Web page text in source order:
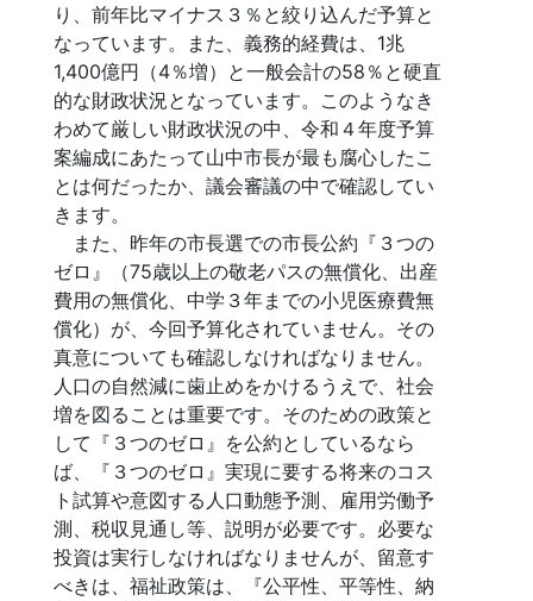
り、前年比マイナス３％と絞り込んだ予算と
なっています。また、義務的経費は、1兆
1,400億円（4％増）と一般会計の58％と硬直
的な財政状況となっています。このようなき
わめて厳しい財政状況の中、令和４年度予算
案編成にあたって山中市長が最も腐心したこ
とは何だったか、議会審議の中で確認してい
きます。
また、昨年の市長選での市長公約『３つの
ゼロ』（75歳以上の敬老パスの無償化、出産
費用の無償化、中学３年までの小児医療費無
償化）が、今回予算化されていません。その
真意についても確認しなければなりません。
人口の自然減に歯止めをかけるうえで、社会
増を図ることは重要です。そのための政策と
して『３つのゼロ』を公約としているなら
ば、『３つのゼロ』実現に要する将来のコス
ト試算や意図する人口動態予測、雇用労働予
測、税収見通し等、説明が必要です。必要な
投資は実行しなければなりませんが、留意す
べきは、福祉政策は、『公平性、平等性、納